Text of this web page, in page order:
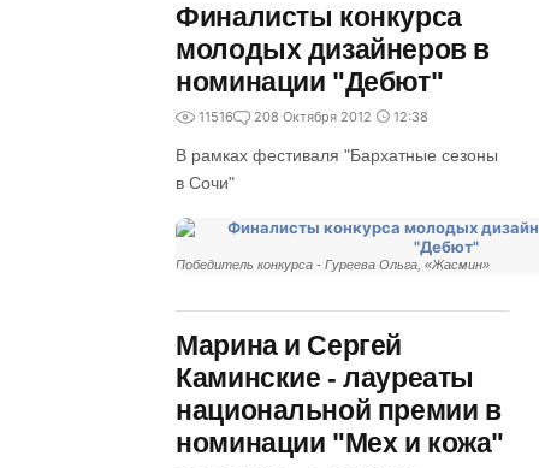
Финалисты конкурса
молодых дизайнеров в
номинации "Дебют"
11516 208 Октября 2012 12:38
В рамках фестиваля "Бархатные сезоны
в Сочи"
Победитель конкурса - Гуреева Ольга, «Жасмин»
Марина и Сергей
Каминские - лауреаты
национальной премии в
номинации "Мех и кожа"